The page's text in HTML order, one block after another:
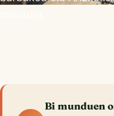
Bi munduen